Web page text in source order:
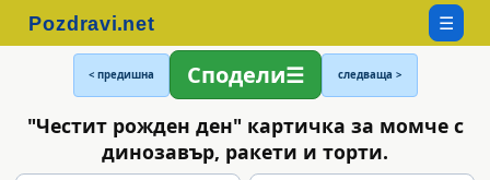
☰
< предишна Сподели следваща >
"Честит рожден ден" картичка за момче с
динозавър, ракети и торти.